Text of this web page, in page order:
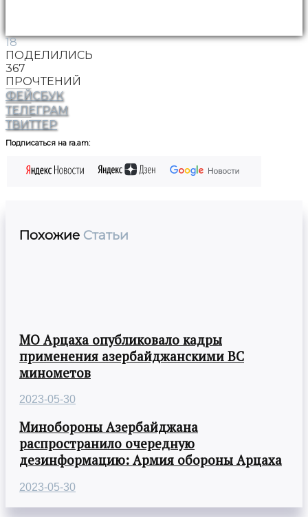
18
ПОДЕЛИЛИСЬ
367
ПРОЧТЕНИЙ
ФЕЙСБУК
ТЕЛЕГРАМ
ТВИТТЕР
Подписаться на ra.am:
Похожие Статьи
МО Арцаха опубликовало кадры
применения азербайджанскими ВС
минометов
2023-05-30
Минобороны Азербайджана
распространило очередную
дезинформацию: Армия обороны Арцаха
2023-05-30